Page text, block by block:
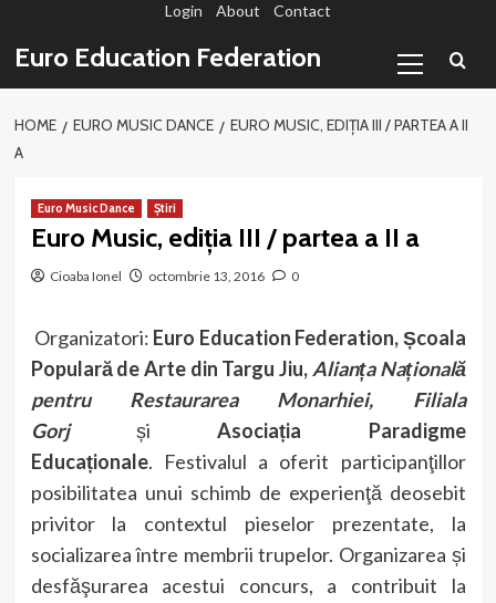
conținut
Login About Contact
Euro Education Federation
Menu
HOME EURO MUSIC DANCE
EURO MUSIC, EDIȚIA III / PARTEA A II
A
Euro Music Dance Știri
Euro Music, ediția III / partea a II a
Cioaba Ionel octombrie 13, 2016 0
Organizatori: Euro Education Federation, Școala
Populară de Arte din Targu Jiu, Alianța Națională
pentru Restaurarea Monarhiei, Filiala
Gorj șiAsociația Paradigme
Educaționale. Festivalul a oferit participanţillor
posibilitatea unui schimb de experienţă deosebit
privitor la contextul pieselor prezentate, la
socializarea între membrii trupelor. Organizarea și
desfăşurarea acestui concurs, a contribuit la